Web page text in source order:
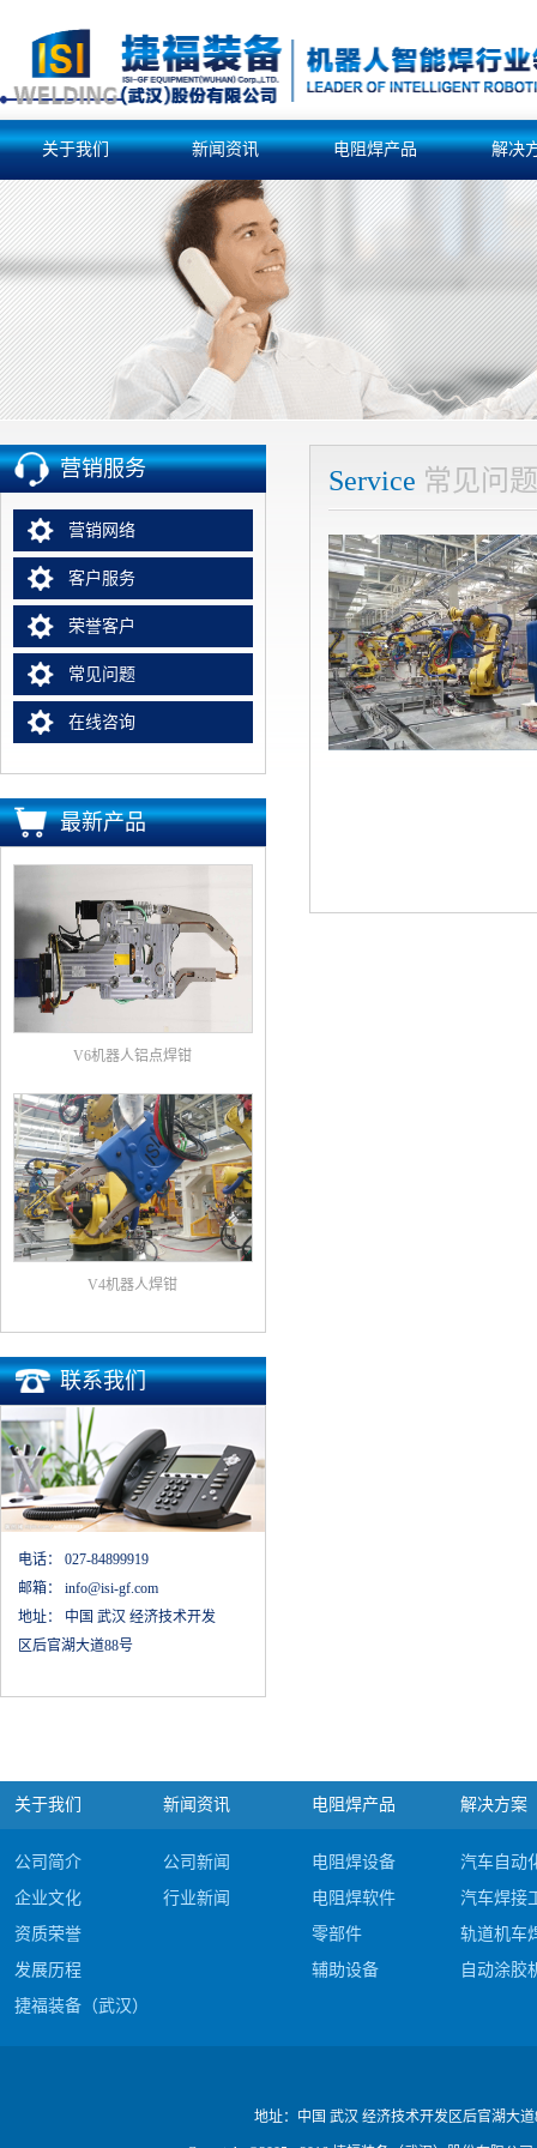
关于我们 新闻资讯 电阻焊产品 解决
营销服务
营销网络
客户服务
荣誉客户
常见问题
在线咨询
最新产品
V6机器人铝点焊钳
V4机器人焊钳
联系我们
电话： 027-84899919
邮箱： info@isi-gf.com
地址： 中国 武汉 经济技术开发
区后官湖大道88号
Service 常见问题
关于我们
公司简介
企业文化
资质荣誉
发展历程
捷福装备（武汉）股份有限公司电阻焊产品#c
新闻资讯
公司新闻
行业新闻
电阻焊产品
电阻焊设备
电阻焊软件
零部件
辅助设备
解决方案
汽车自动
汽车焊接
轨道机车
自动涂胶
地址： 中国 武汉 经济技术开发区后官湖大